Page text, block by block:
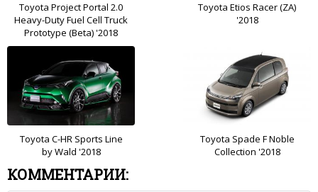
Toyota Project Portal 2.0
Heavy-Duty Fuel Cell Truck
Prototype (Beta) '2018
Toyota Etios Racer (ZA)
'2018
Toyota C-HR Sports Line
by Wald '2018
Toyota Spade F Noble
Collection '2018
КОММЕНТАРИИ: